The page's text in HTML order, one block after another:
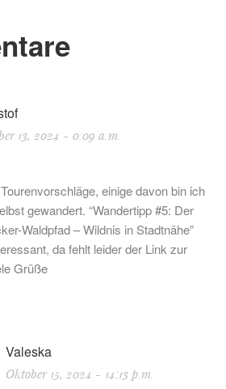
13, 2024 - 0:09 a.m.
einige davon bin ich
gewandert. “Wandertipp #5: Der
Waldpfad – Wildnis in Stadtnähe”
da fehlt leider der Link zur
Grüße
Valeska
Oktober 15, 2024 - 14:13 p.m.